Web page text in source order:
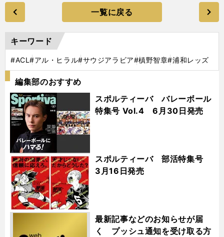
一覧に戻る
キーワード
#ACL#アル・ヒラル#サウジアラビア#槙野智章#浦和レッズ
編集部のおすすめ
スポルティーバ バレーボール
特集号 Vol.4 6月30日発売
スポルティーバ 部活特集号
3月16日発売
最新記事などのお知らせが届
く プッシュ通知を受け取る方